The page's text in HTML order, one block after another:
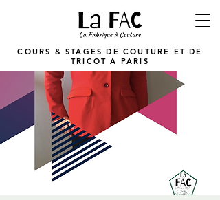
COURS & STAGES DE COUTURE ET DE
TRICOT A PARIS